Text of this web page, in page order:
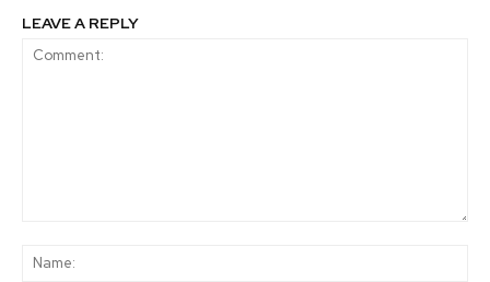
LEAVE A REPLY